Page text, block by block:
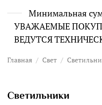
Минимальная
УВАЖАЕМЫЕ
ВЕДУТСЯ
Главная Свет
Светильники